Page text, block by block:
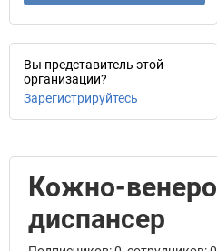
Вы представитель этой
организации?
Зарегистрируйтесь
Кожно-
диспансер